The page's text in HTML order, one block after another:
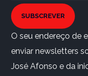
SUBSCREVER
O seu endereço de
enviar newsletters
José Afonso e da